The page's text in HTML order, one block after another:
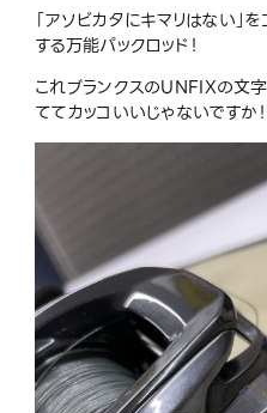
「アソビカタにキマリはない」
する万能パックロッド！
これブランクスのUNFIXの文
ててカッコいいじゃないですか！